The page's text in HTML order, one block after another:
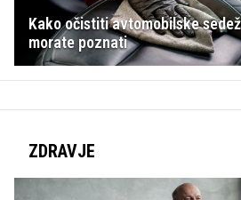
Kako očistiti avtomobilske
morate poznati
ZDRAVJE